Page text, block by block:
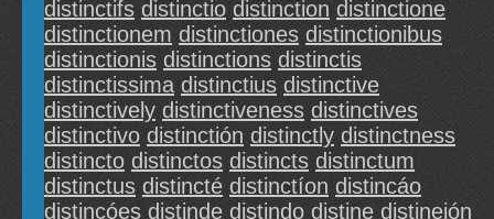
distinctifs distinctio distinction distinctione
distinctionem distinctiones distinctionibus
distinctionis distinctions distinctis
distinctissima distinctius distinctive
distinctively distinctiveness distinctives
distinctivo distinctión distinctly distinctness
distincto distinctos distincts distinctum
distinctus distincté distinctíon distincáo
distincóes distinde distindo distine distineión